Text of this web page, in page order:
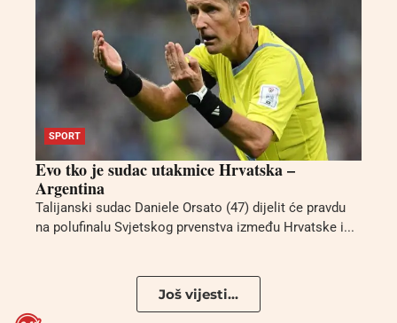
SPORT
Evo tko je sudac utakmice Hrvatska –
Argentina
Talijanski sudac Daniele Orsato (47) dijelit će pravdu
na polufinalu Svjetskog prvenstva između Hrvatske i...
Još vijesti...